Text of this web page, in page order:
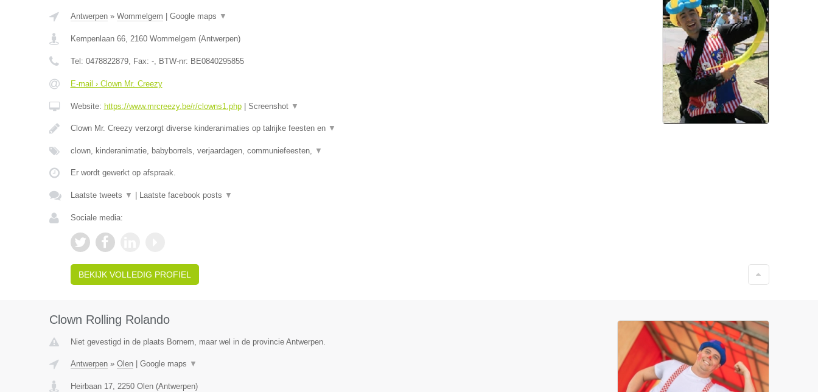
Antwerpen» Wommelgem Google maps ▼
Kempenlaan 66, 2160 Wommelgem (Antwerpen)
Tel: 0478822879, Fax: -, BTW-nr: BE0840295855
E-mail › Clown Mr. Creezy
Website: https://www.mrcreezy.be/r/clowns1.php| Screenshot ▼
Clown Mr. Creezy verzorgt diverse kinderanimaties op talrijke feesten en ▼
clown, kinderanimatie, babyborrels, verjaardagen, communiefeesten, ▼
Er wordt gewerkt op afspraak.
Laatste tweets ▼ Laatste facebook posts ▼
Sociale media:
BEKIJK VOLLEDIG PROFIEL
Clown Rolling Rolando
Niet gevestigd in de plaats Bornem, maar wel in de provincie Antwerpen.
Antwerpen» Olen| Google maps ▼
Heirbaan 17, 2250 Olen(Antwerpen)